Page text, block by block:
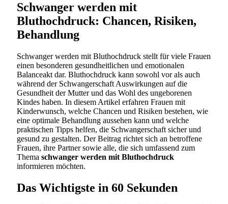
Schwanger werden mit
Bluthochdruck: Chancen, Risiken,
Behandlung
Schwanger werden mit Bluthochdruck stellt für viele Frauen
einen besonderen gesundheitlichen und emotionalen
Balanceakt dar. Bluthochdruck kann sowohl vor als auch
während der Schwangerschaft Auswirkungen auf die
Gesundheit der Mutter und das Wohl des ungeborenen
Kindes haben. In diesem Artikel erfahren Frauen mit
Kinderwunsch, welche Chancen und Risiken bestehen, wie
eine optimale Behandlung aussehen kann und welche
praktischen Tipps helfen, die Schwangerschaft sicher und
gesund zu gestalten. Der Beitrag richtet sich an betroffene
Frauen, ihre Partner sowie alle, die sich umfassend zum
Thema schwanger werden mit Bluthochdruck
informieren möchten.
Das Wichtigste in 60 Sekunden